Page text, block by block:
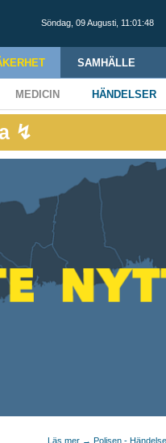
Söndag, 09 Augusti, 11:01:49
SAMHÄLLE
MEDICIN HÄNDELSER
↯
Läs mer → Polisen -